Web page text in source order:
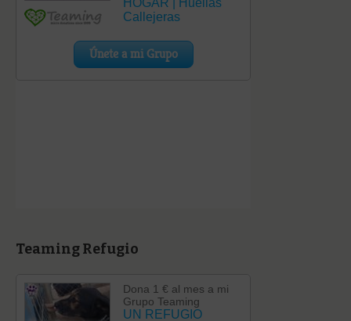
Teaming Refugio